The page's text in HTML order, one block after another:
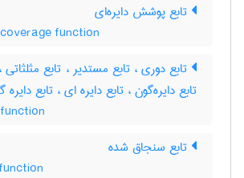
تابع پوشش دایره‌ای
function
تابع دوری ، تابع مستدیر ، تابع مثلثاتی
تابع دایره‌گون ، تابع دایره ای ، تابع دایره
تابع سنجاق شده